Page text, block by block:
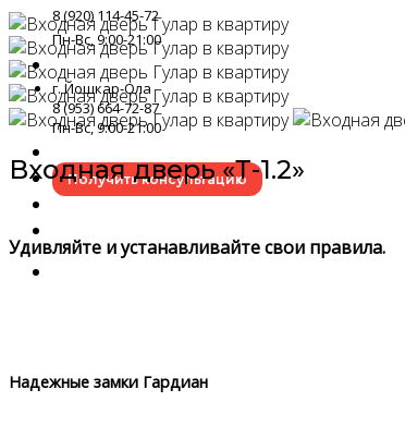
8 (920) 114-45-72
Пн-Вс, 9:00-21:00
г. Йошкар-Ола
8 (953) 664-72-87
Пн-Вс, 9:00-21:00
Получить консультацию
Входная дверь «Т-1.2»
Удивляйте и устанавливайте свои правила.
Надежные замки Гардиан